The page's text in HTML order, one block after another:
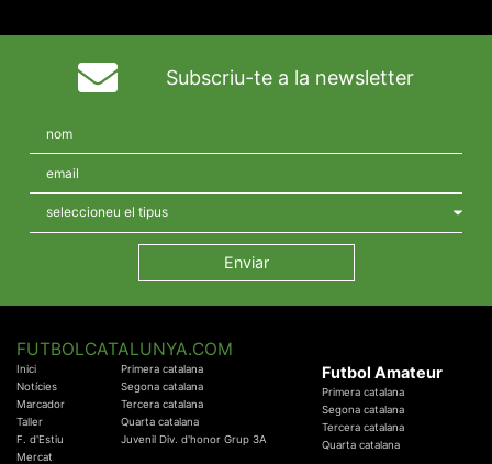
Subscriu-te a la newsletter
FUTBOLCATALUNYA.COM
Inici
Notícies
Marcador
Taller
F. d'Estiu
Mercat
Primera catalana
Segona catalana
Tercera catalana
Quarta catalana
Juvenil Div. d'honor Grup 3A
Futbol Amateur
Primera catalana
Segona catalana
Tercera catalana
Quarta catalana